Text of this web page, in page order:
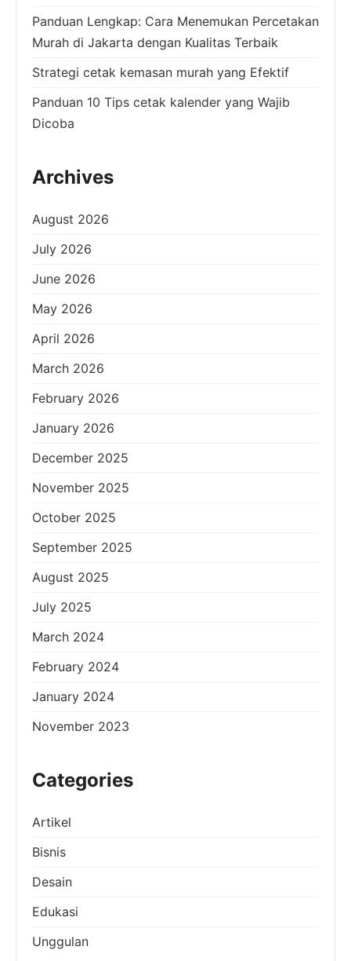
Panduan Lengkap: Cara Menemukan Percetakan
Murah di Jakarta dengan Kualitas Terbaik
Strategi cetak kemasan murah yang Efektif
Panduan 10 Tips cetak kalender yang Wajib
Dicoba
Archives
August 2026
July 2026
June 2026
May 2026
April 2026
March 2026
February 2026
January 2026
December 2025
November 2025
October 2025
September 2025
August 2025
July 2025
March 2024
February 2024
January 2024
November 2023
Categories
Artikel
Bisnis
Desain
Edukasi
Unggulan